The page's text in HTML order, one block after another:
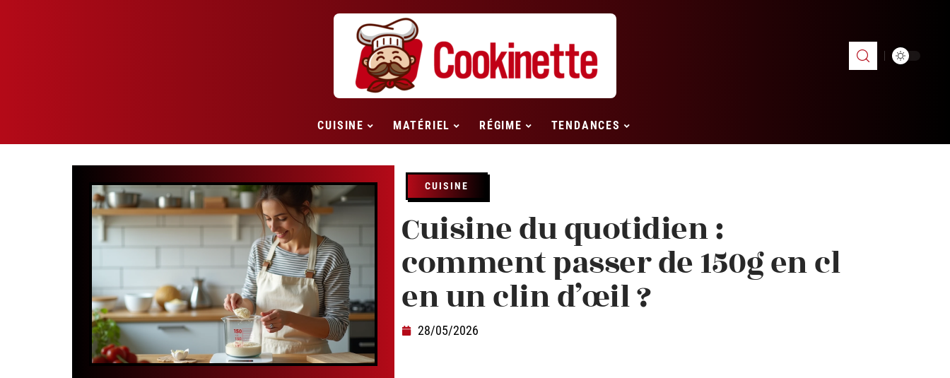
CUISINE MATÉRIEL RÉGIME TENDANCES
CUISINE
Cuisine du quotidien :
comment passer de 150g en cl
en un clin d’œil ?
28/05/2026